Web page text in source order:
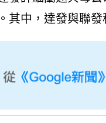
其中，達發與聯